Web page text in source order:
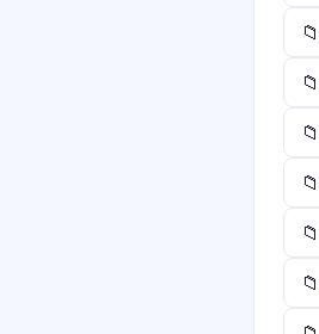
📁
📁
📁
📁
📁
📁